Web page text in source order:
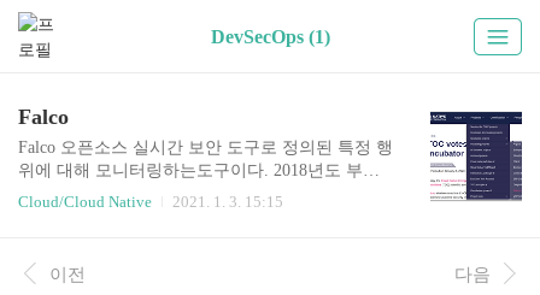
DevSecOps (1)
Falco
Falco 오픈소스 실시간 보안 도구로 정의된 특정 행
위에 대해 모니터링하는도구이다. 2018년도 부터
시작되었고 sysdig에 의해 CNCF에 기여되었다. 현
이벤트 모니터링하고 사전에 정의해놓은 rule에 행
위상 위반되는 상황이 발생되면 경고를 발생시킨
Cloud/Cloud Native 2021. 1. 3. 15:15
이전 다음